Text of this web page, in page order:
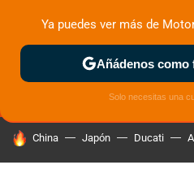
MENÚ
ZONA DE PRUEBAS
HOY SE HABLA DE
China Japón Ducati
Ya puedes ver más de
Añádenos como
Solo necesitas una